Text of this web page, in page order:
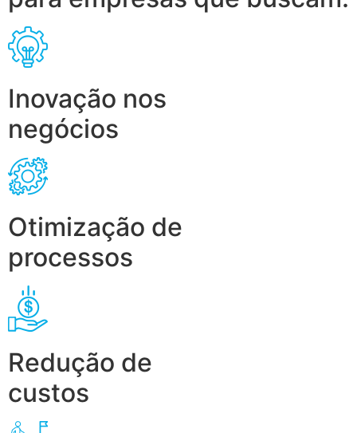
Inovação nos
negócios
Otimização de
processos
Redução de
custos